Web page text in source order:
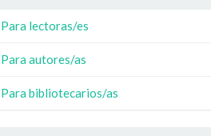
Para lectoras/es
Para autores/as
Para bibliotecarios/as